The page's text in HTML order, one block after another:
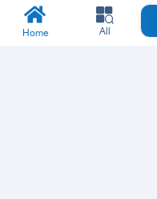
Home All